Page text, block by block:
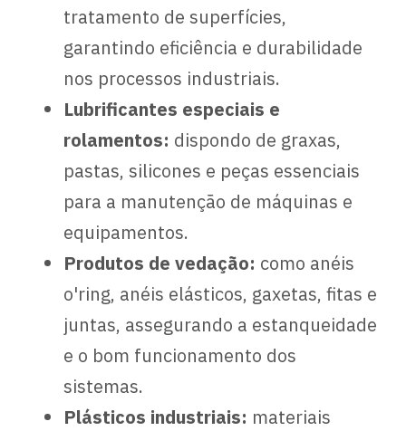
tratamento de superfícies,
garantindo eficiência e durabilidade
nos processos industriais.
Lubrificantes especiais e
rolamentos: dispondo de graxas,
pastas, silicones e peças essenciais
para a manutenção de máquinas e
equipamentos.
Produtos de vedação: como anéis
o'ring, anéis elásticos, gaxetas, fitas e
juntas, assegurando a estanqueidade
e o bom funcionamento dos
sistemas.
Plásticos industriais: materiais